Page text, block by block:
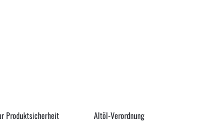
Produktsicherheit Altöl-Verordnung